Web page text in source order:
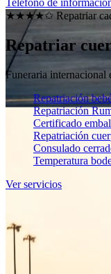
Teléfono de
★★★★✩ Repatriar
Repatriar
Funeraria internacional
Repatriación
Repatriación
Certificado
Repatriación
Consulado
Temperatura
Ver servicios